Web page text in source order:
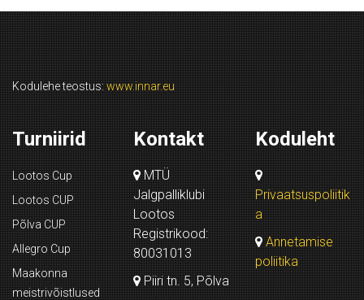
Kodulehe teostus: www.innar.eu
Turniirid
Lootos Cup
Lootos CUP
Põlva CUP
Allegro Cup
Maakonna
meistrivõistlused
Kontakt
MTÜ
Jalgpalliklubi
Lootos
Registrikood:
80031013
Piiri tn. 5, Põlva
Koduleht
Privaatsuspoliitik
a
Annetamise
poliitika